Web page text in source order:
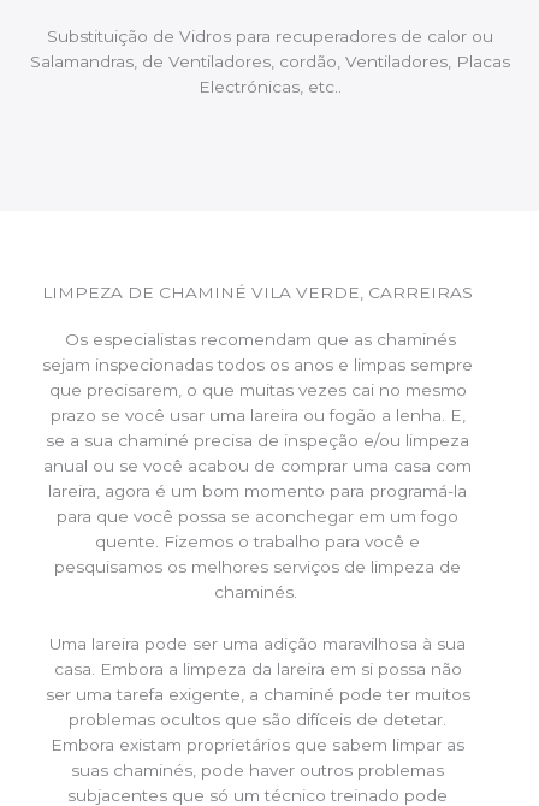
Substituição de Vidros para recuperadores de calor ou
Salamandras, de Ventiladores, cordão, Ventiladores, Placas
Electrónicas, etc..
LIMPEZA DE CHAMINÉ VILA VERDE, CARREIRAS
Os especialistas recomendam que as chaminés
sejam inspecionadas todos os anos e limpas sempre
que precisarem, o que muitas vezes cai no mesmo
prazo se você usar uma lareira ou fogão a lenha. E,
se a sua chaminé precisa de inspeção e/ou limpeza
anual ou se você acabou de comprar uma casa com
lareira, agora é um bom momento para programá-la
para que você possa se aconchegar em um fogo
quente. Fizemos o trabalho para você e
pesquisamos os melhores serviços de limpeza de
chaminés.
Uma lareira pode ser uma adição maravilhosa à sua
casa. Embora a limpeza da lareira em si possa não
ser uma tarefa exigente, a chaminé pode ter muitos
problemas ocultos que são difíceis de detetar.
Embora existam proprietários que sabem limpar as
suas chaminés, pode haver outros problemas
subjacentes que só um técnico treinado pode